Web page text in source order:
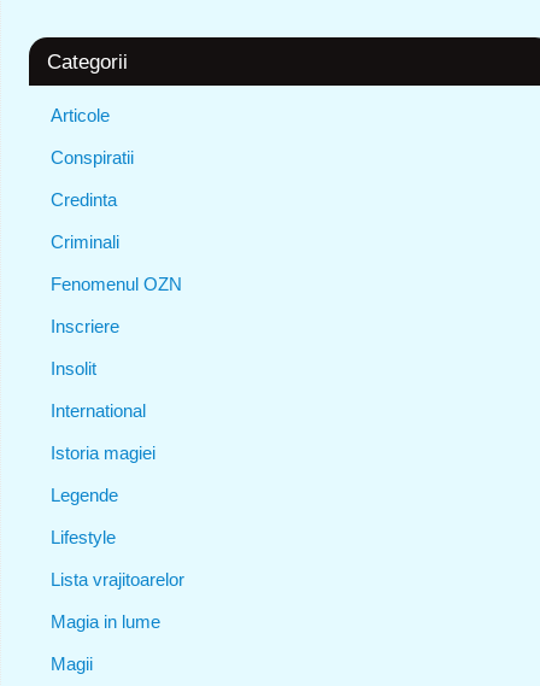
Categorii
Articole
Conspiratii
Credinta
Criminali
Fenomenul OZN
Inscriere
Insolit
International
Istoria magiei
Legende
Lifestyle
Lista vrajitoarelor
Magia in lume
Magii